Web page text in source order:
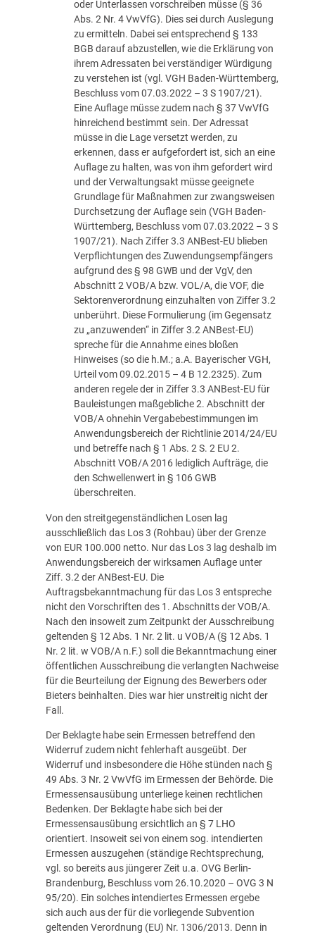
oder Unterlassen vorschreiben müsse (§ 36
Abs. 2 Nr. 4 VwVfG). Dies sei durch Auslegung
zu ermitteln. Dabei sei entsprechend § 133
BGB darauf abzustellen, wie die Erklärung von
ihrem Adressaten bei verständiger Würdigung
zu verstehen ist (vgl. VGH Baden-Württemberg,
Beschluss vom 07.03.2022 – 3 S 1907/21).
Eine Auflage müsse zudem nach § 37 VwVfG
hinreichend bestimmt sein. Der Adressat
müsse in die Lage versetzt werden, zu
erkennen, dass er aufgefordert ist, sich an eine
Auflage zu halten, was von ihm gefordert wird
und der Verwaltungsakt müsse geeignete
Grundlage für Maßnahmen zur zwangsweisen
Durchsetzung der Auflage sein (VGH Baden-
Württemberg, Beschluss vom 07.03.2022 – 3 S
1907/21). Nach Ziffer 3.3 ANBest-EU blieben
Verpflichtungen des Zuwendungsempfängers
aufgrund des § 98 GWB und der VgV, den
Abschnitt 2 VOB/A bzw. VOL/A, die VOF, die
Sektorenverordnung einzuhalten von Ziffer 3.2
unberührt. Diese Formulierung (im Gegensatz
zu „anzuwenden“ in Ziffer 3.2 ANBest-EU)
spreche für die Annahme eines bloßen
Hinweises (so die h.M.; a.A. Bayerischer VGH,
Urteil vom 09.02.2015 – 4 B 12.2325). Zum
anderen regele der in Ziffer 3.3 ANBest-EU für
Bauleistungen maßgebliche 2. Abschnitt der
VOB/A ohnehin Vergabebestimmungen im
Anwendungsbereich der Richtlinie 2014/24/EU
und betreffe nach § 1 Abs. 2 S. 2 EU 2.
Abschnitt VOB/A 2016 lediglich Aufträge, die
den Schwellenwert in § 106 GWB
überschreiten.
Von den streitgegenständlichen Losen lag
ausschließlich das Los 3 (Rohbau) über der Grenze
von EUR 100.000 netto. Nur das Los 3 lag deshalb im
Anwendungsbereich der wirksamen Auflage unter
Ziff. 3.2 der ANBest-EU. Die
Auftragsbekanntmachung für das Los 3 entspreche
nicht den Vorschriften des 1. Abschnitts der VOB/A.
Nach den insoweit zum Zeitpunkt der Ausschreibung
geltenden § 12 Abs. 1 Nr. 2 lit. u VOB/A (§ 12 Abs. 1
Nr. 2 lit. w VOB/A n.F.) soll die Bekanntmachung einer
öffentlichen Ausschreibung die verlangten Nachweise
für die Beurteilung der Eignung des Bewerbers oder
Bieters beinhalten. Dies war hier unstreitig nicht der
Fall.
Der Beklagte habe sein Ermessen betreffend den
Widerruf zudem nicht fehlerhaft ausgeübt. Der
Widerruf und insbesondere die Höhe stünden nach §
49 Abs. 3 Nr. 2 VwVfG im Ermessen der Behörde. Die
Ermessensausübung unterliege keinen rechtlichen
Bedenken. Der Beklagte habe sich bei der
Ermessensausübung ersichtlich an § 7 LHO
orientiert. Insoweit sei von einem sog. intendierten
Ermessen auszugehen (ständige Rechtsprechung,
vgl. so bereits aus jüngerer Zeit u.a. OVG Berlin-
Brandenburg, Beschluss vom 26.10.2020 – OVG 3 N
95/20). Ein solches intendiertes Ermessen ergebe
sich auch aus der für die vorliegende Subvention
geltenden Verordnung (EU) Nr. 1306/2013. Denn in